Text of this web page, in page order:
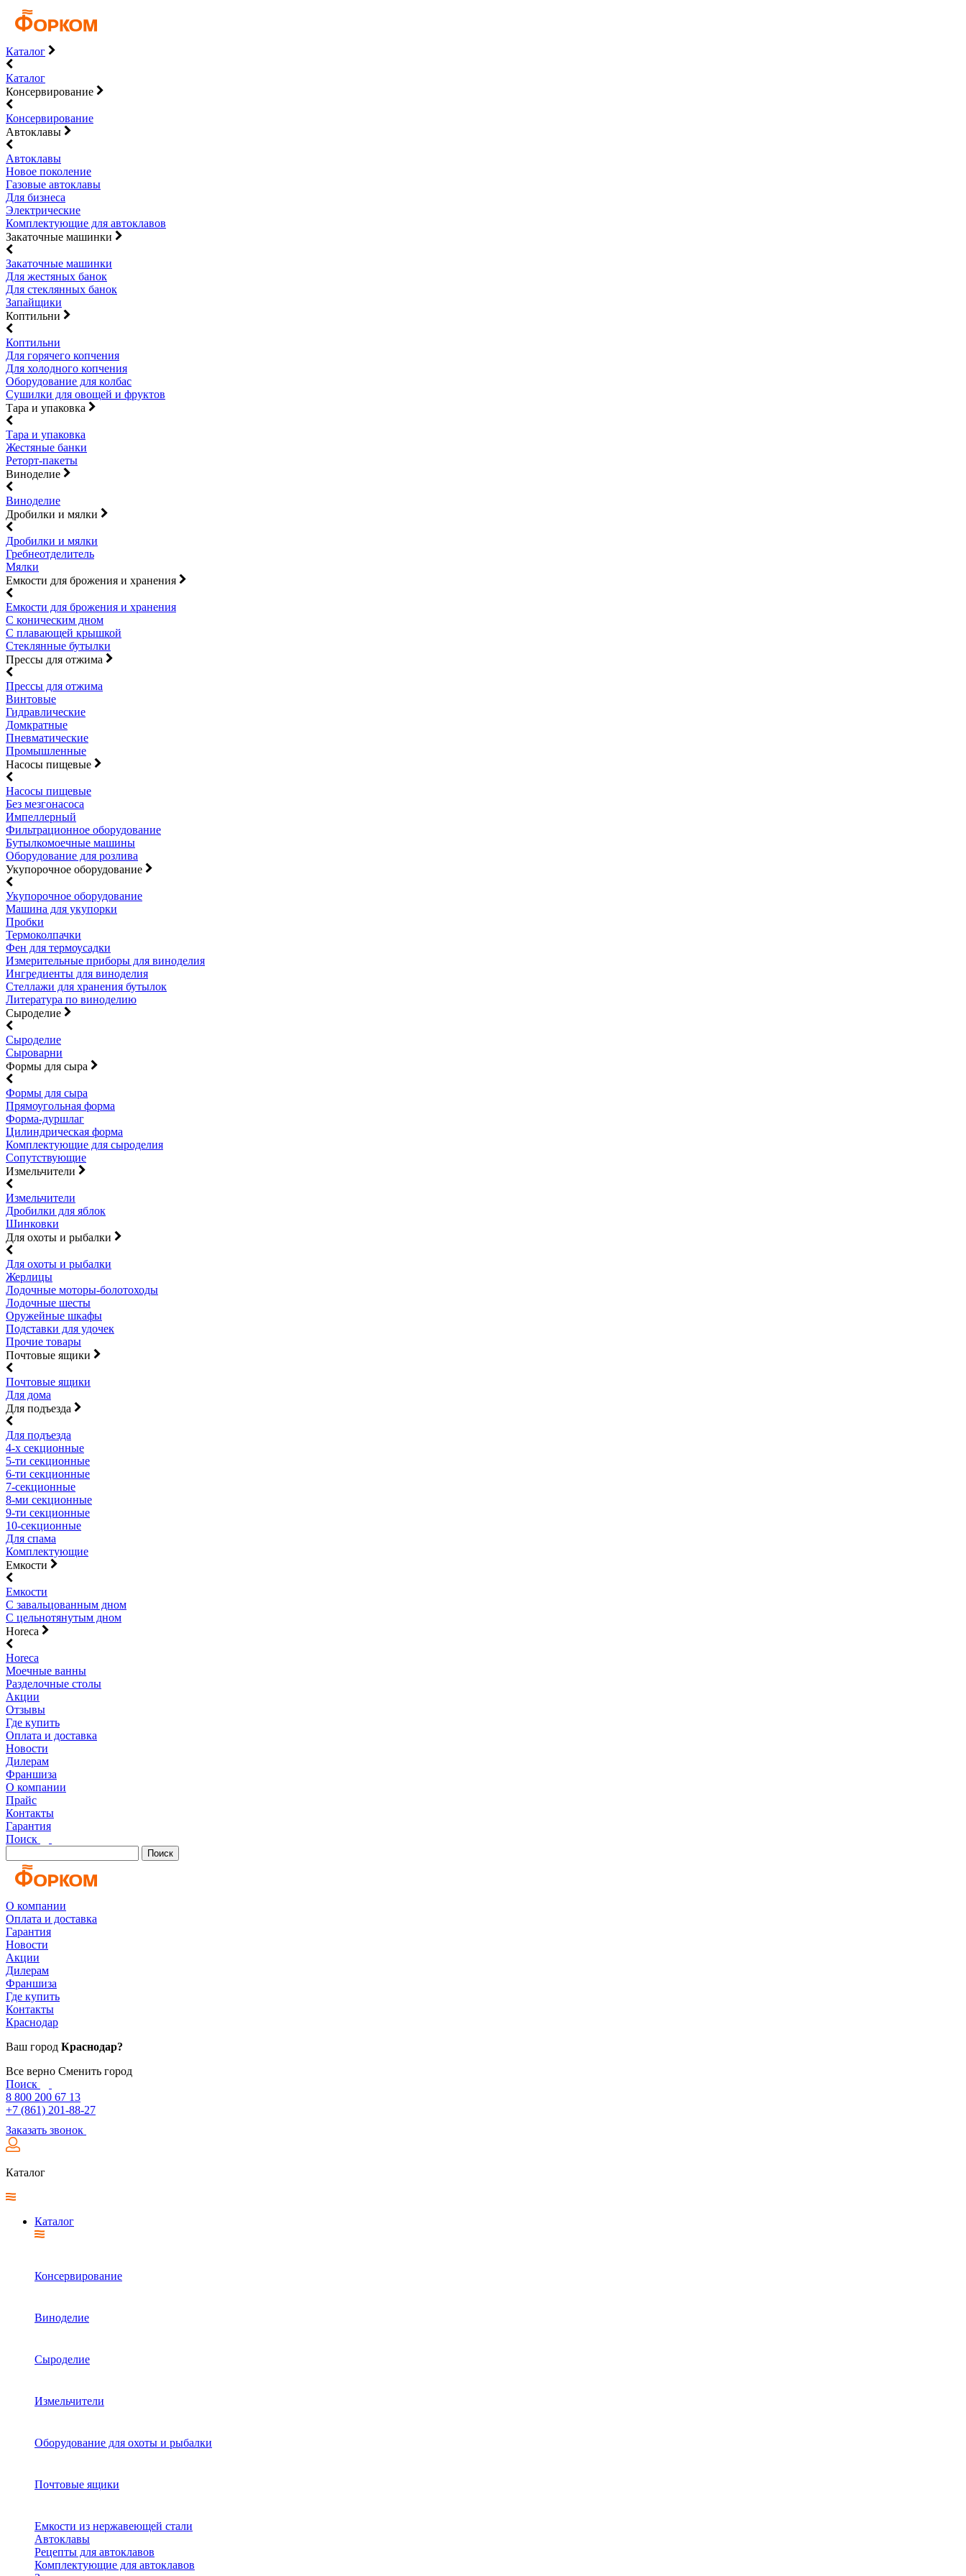
Каталог
Каталог
Консервирование
Консервирование
Автоклавы
Автоклавы
Новое поколение
Газовые автоклавы
Для бизнеса
Электрические
Комплектующие для автоклавов
Закаточные машинки
Закаточные машинки
Для жестяных банок
Для стеклянных банок
Запайщики
Коптильни
Коптильни
Для горячего копчения
Для холодного копчения
Оборудование для колбас
Сушилки для овощей и фруктов
Тара и упаковка
Тара и упаковка
Жестяные банки
Реторт-пакеты
Виноделие
Виноделие
Дробилки и мялки
Дробилки и мялки
Гребнеотделитель
Мялки
Емкости для брожения и хранения
Емкости для брожения и хранения
С коническим дном
С плавающей крышкой
Стеклянные бутылки
Прессы для отжима
Прессы для отжима
Винтовые
Гидравлические
Домкратные
Пневматические
Промышленные
Насосы пищевые
Насосы пищевые
Без мезгонасоса
Импеллерный
Фильтрационное оборудование
Бутылкомоечные машины
Оборудование для розлива
Укупорочное оборудование
Укупорочное оборудование
Машина для укупорки
Пробки
Термоколпачки
Фен для термоусадки
Измерительные приборы для виноделия
Ингредиенты для виноделия
Стеллажи для хранения бутылок
Литература по виноделию
Сыроделие
Сыроделие
Сыроварни
Формы для сыра
Формы для сыра
Прямоугольная форма
Форма-дуршлаг
Цилиндрическая форма
Комплектующие для сыроделия
Сопутствующие
Измельчители
Измельчители
Дробилки для яблок
Шинковки
Для охоты и рыбалки
Для охоты и рыбалки
Жерлицы
Лодочные моторы-болотоходы
Лодочные шесты
Оружейные шкафы
Подставки для удочек
Прочие товары
Почтовые ящики
Почтовые ящики
Для дома
Для подъезда
Для подъезда
4-х секционные
5-ти секционные
6-ти секционные
7-секционные
8-ми секционные
9-ти секционные
10-секционные
Для спама
Комплектующие
Емкости
Емкости
С завальцованным дном
С цельнотянутым дном
Horeca
Horeca
Моечные ванны
Разделочные столы
Акции
Отзывы
Где купить
Оплата и доставка
Новости
Дилерам
Франшиза
О компании
Прайс
Контакты
Гарантия
Поиск
Поиск
О компании
Оплата и доставка
Гарантия
Новости
Акции
Дилерам
Франшиза
Где купить
Контакты
Краснодар
Ваш город Краснодар?
Все верно Сменить город
Поиск
8 800 200 67 13
+7 (861) 201-88-27
Заказать звонок
Каталог
Каталог
Консервирование
Виноделие
Сыроделие
Измельчители
Оборудование для охоты и рыбалки
Почтовые ящики
Емкости из нержавеющей стали
Автоклавы
Рецепты для автоклавов
Комплектующие для автоклавов